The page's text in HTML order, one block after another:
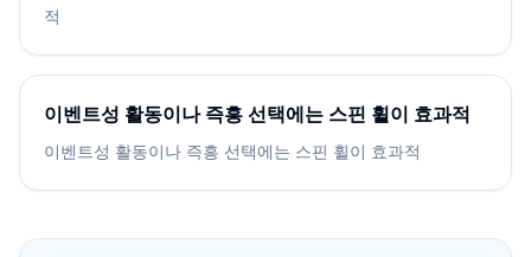
적
이벤트성 활동이나 즉흥 선택에는 스핀 휠이 효과적
이벤트성 활동이나 즉흥 선택에는 스핀 휠이 효과적